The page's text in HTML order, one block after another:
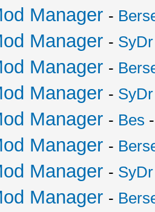
Manager -
Manager - SyDr
Manager -
Manager - SyDr
Manager - Bes
Manager -
Manager - SyDr
Manager -